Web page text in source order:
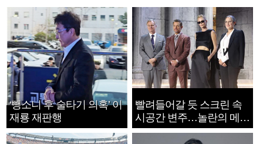
‘뺑소니 후 술타기 의혹’ 이
재룡 재판행
빨려들어갈 듯 스크린 속
시공간 변주…놀란의 메시
지는 ‘전쟁 속죄’